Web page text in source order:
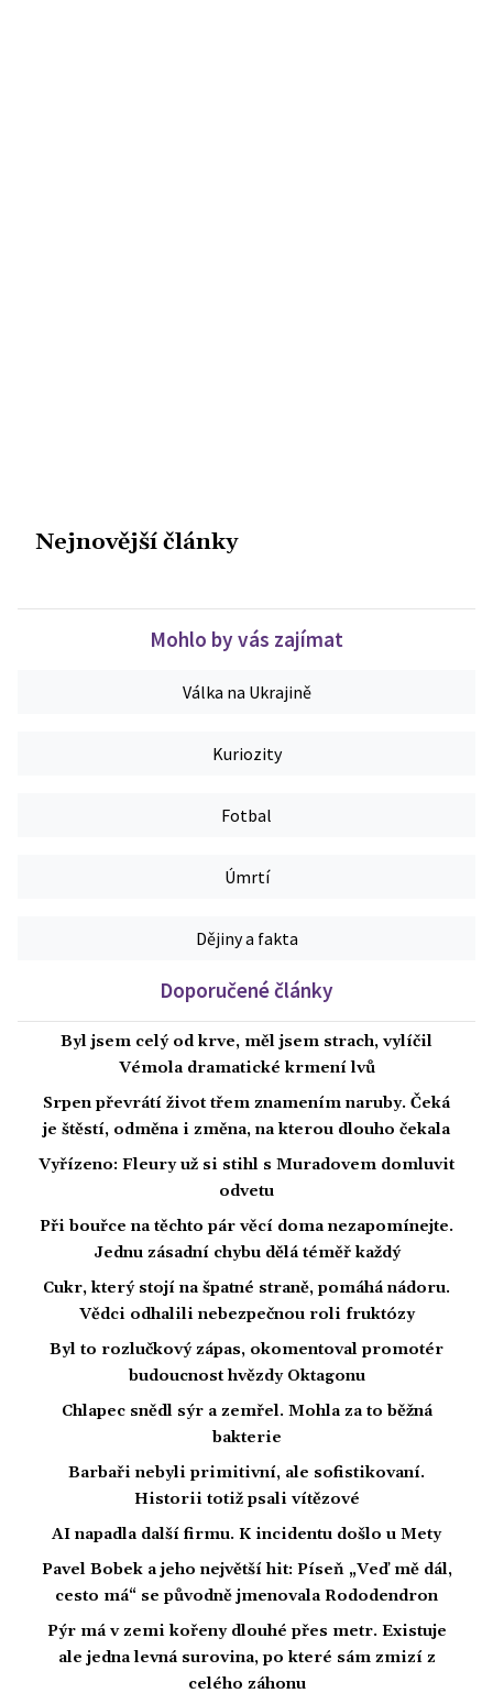
Nejnovější články
Mohlo by vás zajímat
Válka na Ukrajině
Kuriozity
Fotbal
Úmrtí
Dějiny a fakta
Doporučené články
Byl jsem celý od krve, měl jsem strach, vylíčil
Vémola dramatické krmení lvů
Srpen převrátí život třem znamením naruby. Čeká
je štěstí, odměna i změna, na kterou dlouho čekala
Vyřízeno: Fleury už si stihl s Muradovem domluvit
odvetu
Při bouřce na těchto pár věcí doma nezapomínejte.
Jednu zásadní chybu dělá téměř každý
Cukr, který stojí na špatné straně, pomáhá nádoru.
Vědci odhalili nebezpečnou roli fruktózy
Byl to rozlučkový zápas, okomentoval promotér
budoucnost hvězdy Oktagonu
Chlapec snědl sýr a zemřel. Mohla za to běžná
bakterie
Barbaři nebyli primitivní, ale sofistikovaní.
Historii totiž psali vítězové
AI napadla další firmu. K incidentu došlo u Mety
Pavel Bobek a jeho největší hit: Píseň „Veď mě dál,
cesto má“ se původně jmenovala Rododendron
Pýr má v zemi kořeny dlouhé přes metr. Existuje
ale jedna levná surovina, po které sám zmizí z
celého záhonu